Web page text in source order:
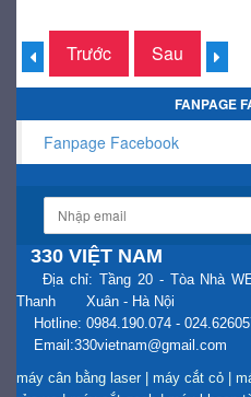
Trước Sau
FANPAGE
Fanpage Facebook
330 VIỆT NAM
Địa chỉ: Tầng 20 - Tòa Nhà
Thanh Xuân - Hà Nội
Hotline: 0984.190.074 -
Email:330vietnam@gmail.com
máy cân bằng laser | máy cắt cỏ |